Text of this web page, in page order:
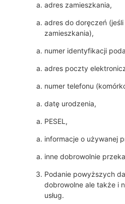
adres zamieszkania,
adres do doręczeń
zamieszkania),
numer identyfikacji
adres poczty
numer telefonu
datę urodzenia,
PESEL,
informacje o używanej
inne dobrowolnie
Podanie powyższych
dobrowolne ale także i
usług.